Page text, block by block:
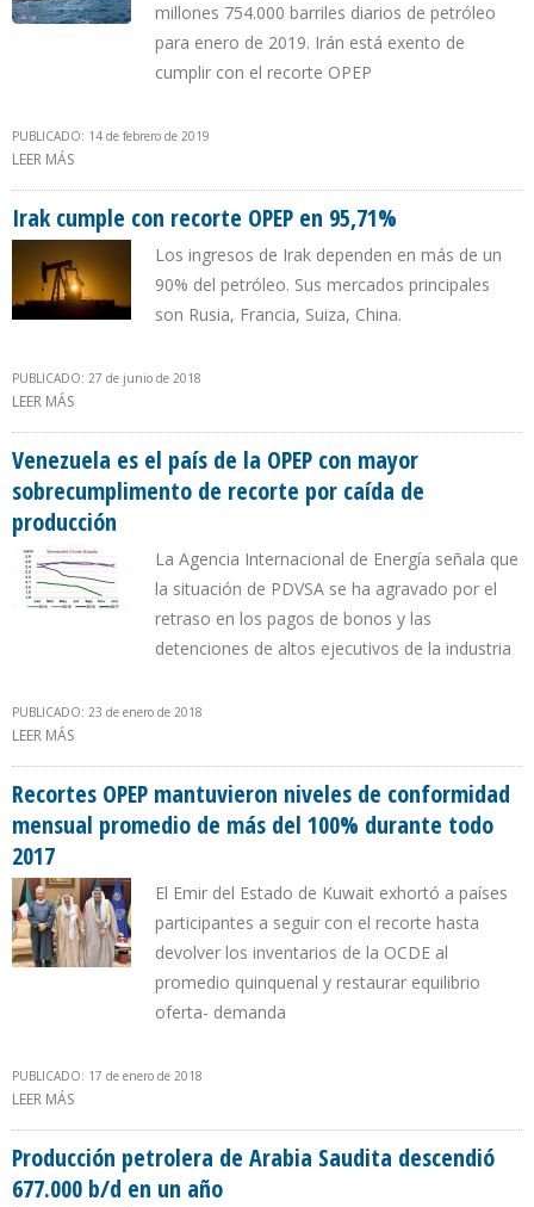
millones 754.000 barriles diarios de petróleo
para enero de 2019. Irán está exento de
cumplir con el recorte OPEP
PUBLICADO: 14 de febrero de 2019
LEER MÁS
Irak cumple con recorte OPEP en 95,71%
Los ingresos de Irak dependen en más de un
90% del petróleo. Sus mercados principales
son Rusia, Francia, Suiza, China.
PUBLICADO: 27 de junio de 2018
LEER MÁS
Venezuela es el país de la OPEP con mayor
sobrecumplimento de recorte por caída de
producción
La Agencia Internacional de Energía señala que
la situación de PDVSA se ha agravado por el
retraso en los pagos de bonos y las
detenciones de altos ejecutivos de la industria
PUBLICADO: 23 de enero de 2018
LEER MÁS
Recortes OPEP mantuvieron niveles de conformidad
mensual promedio de más del 100% durante todo
2017
El Emir del Estado de Kuwait exhortó a países
participantes a seguir con el recorte hasta
devolver los inventarios de la OCDE al
promedio quinquenal y restaurar equilibrio
oferta- demanda
PUBLICADO: 17 de enero de 2018
LEER MÁS
Producción petrolera de Arabia Saudita descendió
677.000 b/d en un año